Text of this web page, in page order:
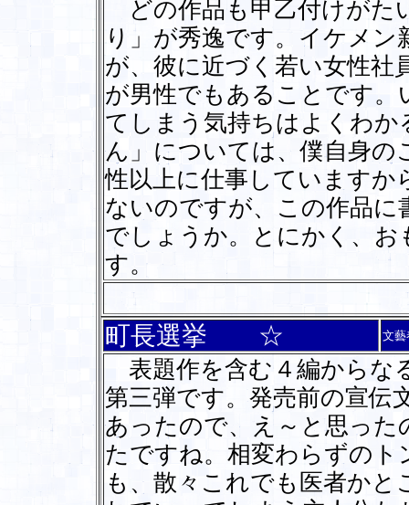
どの作品も甲乙付けがた
り」が秀逸です。イケメン
が、彼に近づく若い女性社
が男性でもあることです
てしまう気持ちはよくわ
ん」については、僕自身の
性以上に仕事していますか
ないのですが、この作品
でしょうか。とにかく、
す。
町長選挙 ☆ 文藝
表題作を含む４編からな
第三弾です。発売前の宣伝
あったので、え～と思っ
たですね。相変わらずの
も、散々これでも医者か